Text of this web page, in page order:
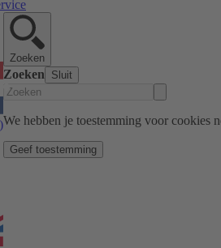
Zoeken
Zoeken Sluit
We hebben je toestemming voor cookies
Geef toestemming